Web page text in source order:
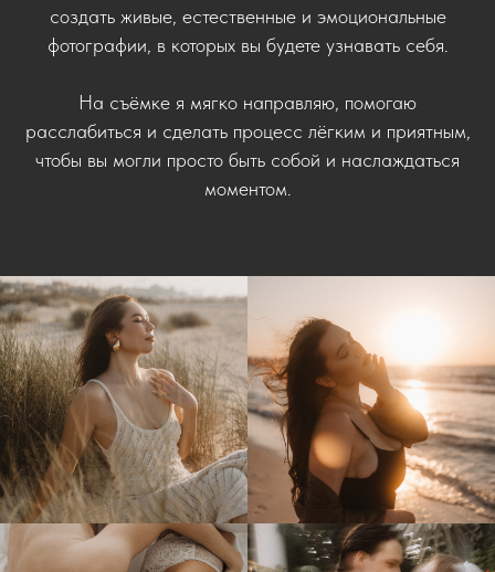
создать живые, естественные и эмоциональные
фотографии, в которых вы будете узнавать себя.
На съёмке я мягко направляю, помогаю
расслабиться и сделать процесс лёгким и приятным,
чтобы вы могли просто быть собой и наслаждаться
моментом.